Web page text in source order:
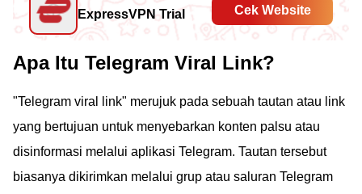
ExpressVPN Trial Cek Website
Apa Itu Telegram Viral Link?
"Telegram viral link" merujuk pada sebuah tautan atau link
yang bertujuan untuk menyebarkan konten palsu atau
disinformasi melalui aplikasi Telegram. Tautan tersebut
biasanya dikirimkan melalui grup atau saluran Telegram